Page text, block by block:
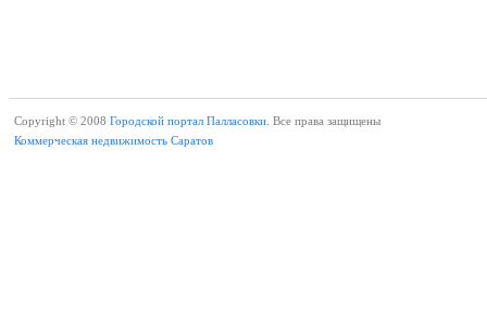
Copyright © 2008 Городской портал Палласовки. Все права защищены
Коммерческая недвижимость Саратов